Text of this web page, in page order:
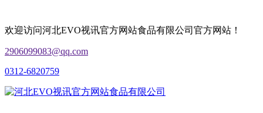
欢迎访问河北EVO视讯官方网站食品有限公司官方网站！
2906099083@qq.com
0312-6820759